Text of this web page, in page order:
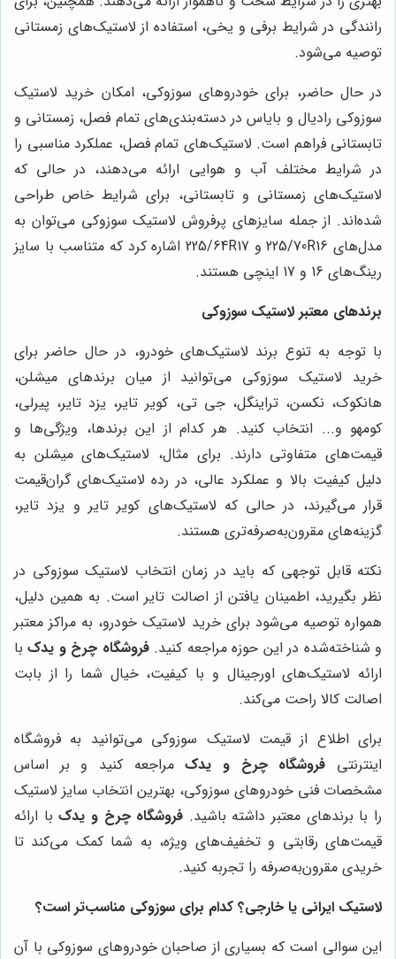
رانندگی در شرایط برفی و یخی، استفاده از لاستیک‌های زمستانی
توصیه می‌شود.
در حال حاضر، برای خودروهای سوزوکی، امکان خرید لاستیک
سوزوکی رادیال و بایاس در دسته‌بندی‌های تمام فصل، زمستانی و
تابستانی فراهم است. لاستیک‌های تمام فصل، عملکرد مناسبی را
در شرایط مختلف آب و هوایی ارائه می‌دهند، در حالی که
لاستیک‌های زمستانی و تابستانی، برای شرایط خاص طراحی
شده‌اند. از جمله سایزهای پرفروش لاستیک سوزوکی می‌توان به
مدل‌های 225/70R16 و 225/64R17 اشاره کرد که متناسب با سایز
رینگ‌های 16 و 17 اینچی هستند.
برندهای معتبر لاستیک سوزوکی
با توجه به تنوع برند لاستیک‌های خودرو، در حال حاضر برای
خرید لاستیک سوزوکی می‌توانید از میان برندهای میشلن،
هانکوک، نکسن، تراینگل، جی تی، کویر تایر، یزد تایر، پیرلی،
کومهو و... انتخاب کنید. هر کدام از این برندها، ویژگی‌ها و
قیمت‌های متفاوتی دارند. برای مثال، لاستیک‌های میشلن به
دلیل کیفیت بالا و عملکرد عالی، در رده لاستیک‌های گران‌قیمت
قرار می‌گیرند، در حالی که لاستیک‌های کویر تایر و یزد تایر،
گزینه‌های مقرون‌به‌صرفه‌تری هستند.
نکته قابل توجهی که باید در زمان انتخاب لاستیک سوزوکی در
نظر بگیرید، اطمینان یافتن از اصالت تایر است. به همین دلیل،
همواره توصیه می‌شود برای خرید لاستیک خودرو، به مراکز معتبر
و شناخته‌شده در این حوزه مراجعه کنید.فروشگاه چرخ و یدکبا
ارائه لاستیک‌های اورجینال و با کیفیت، خیال شما را از بابت
اصالت کالا راحت می‌کند.
برای اطلاع از قیمت لاستیک سوزوکی می‌توانید به فروشگاه
اینترنتی فروشگاه چرخ و یدکمراجعه کنید و بر اساس
مشخصات فنی خودروهای سوزوکی، بهترین انتخاب سایز لاستیک
را با برندهای معتبر داشته باشید. فروشگاه چرخ و یدکبا ارائه
قیمت‌های رقابتی و تخفیف‌های ویژه، به شما کمک می‌کند تا
خریدی مقرون‌به‌صرفه را تجربه کنید.
لاستیک ایرانی یا خارجی؟ کدام برای سوزوکی مناسب‌تر است؟
این سوالی است که بسیاری از صاحبان خودروهای سوزوکی با آن